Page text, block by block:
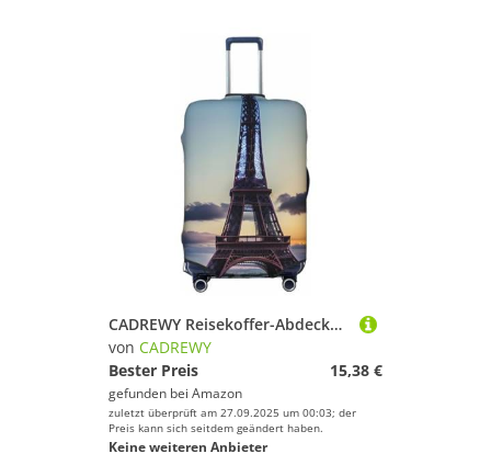
CADREWY Reisekoffer-Abdeckung, Gepäckschutz mit Eiffelturm-Druck, elastisch, kratzfest, für Handgepäck, Schwarz, Small
von CADREWY
Bester Preis
15,38 €
gefunden bei Amazon
zuletzt überprüft am 27.09.2025 um 00:03; der
Preis kann sich seitdem geändert haben.
Keine weiteren Anbieter